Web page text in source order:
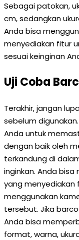
Sebagai patokan,
cm, sedangkan
Anda bisa
menyediakan fitur
sesuai keinginan
Uji Coba
Terakhir, jangan
sebelum
Anda untuk
dengan baik oleh
terkandung di
inginkan. Anda
yang
menggunakan
tersebut. Jika
Anda bisa
format, warna,